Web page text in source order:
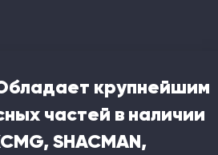
крупнейшим
частей в наличии
SHACMAN,